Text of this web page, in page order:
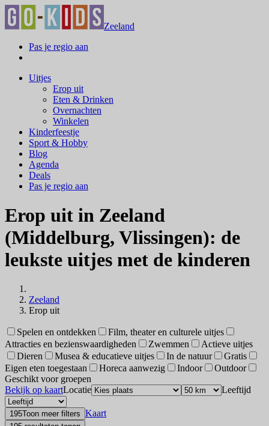
Zeeland
Pas je regio aan
Uitjes
Erop uit
Eten & Drinken
Overnachten
Winkelen
Kinderfeestje
Sport & Hobby
Blog
Agenda
Deals
Pas je regio aan
Erop uit in Zeeland
(Middelburg, Vlissingen): de
leukste uitjes met de kinderen
Zeeland
Erop uit
Spelen en ontdekken
Film, theater en culturele uitjes
Attracties en bezienswaardigheden
Zwemmen
Actieve uitjes
Dieren
Musea & educatieve uitjes In de natuur
Gratis
Eigen eten toegestaan
Horeca aanwezig Indoor
Outdoor
Geschikt voor groepen
Bekijk op kaartLocatie Leeftijd
195Toon meer filters Kaart